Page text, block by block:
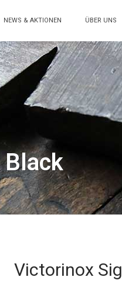
NEWS & AKTIONEN ÜBER UNS
Victorinox